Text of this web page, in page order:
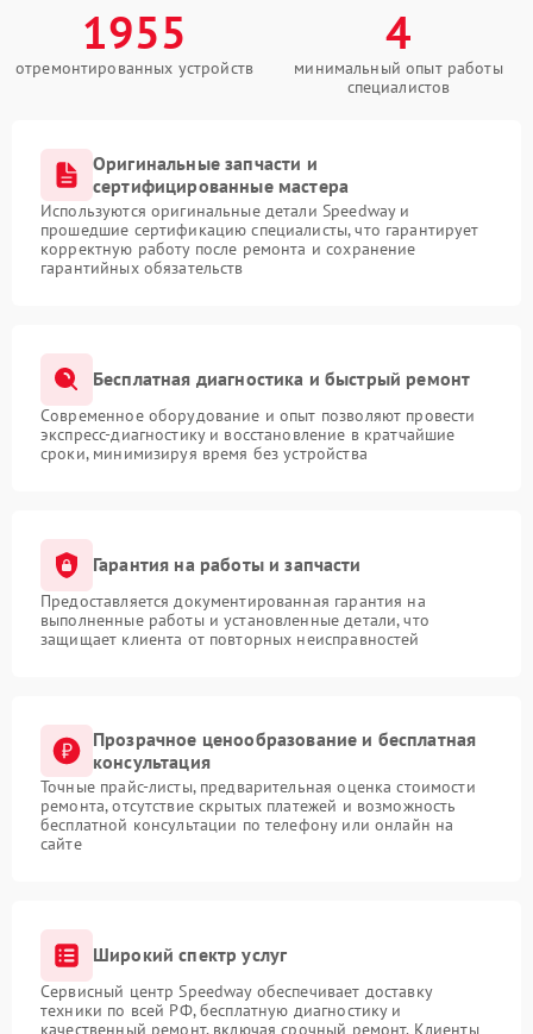
1955
отремонтированных устройств
4
минимальный опыт работы
специалистов
Оригинальные запчасти и
сертифицированные мастера
Используются оригинальные детали Speedway и
прошедшие сертификацию специалисты, что гарантирует
корректную работу после ремонта и сохранение
гарантийных обязательств
Бесплатная диагностика и быстрый ремонт
Современное оборудование и опыт позволяют провести
экспресс-диагностику и восстановление в кратчайшие
сроки, минимизируя время без устройства
Гарантия на работы и запчасти
Предоставляется документированная гарантия на
выполненные работы и установленные детали, что
защищает клиента от повторных неисправностей
Прозрачное ценообразование и бесплатная
консультация
Точные прайс-листы, предварительная оценка стоимости
ремонта, отсутствие скрытых платежей и возможность
бесплатной консультации по телефону или онлайн на
сайте
Широкий спектр услуг
Сервисный центр Speedway обеспечивает доставку
техники по всей РФ, бесплатную диагностику и
качественный ремонт, включая срочный ремонт. Клиенты